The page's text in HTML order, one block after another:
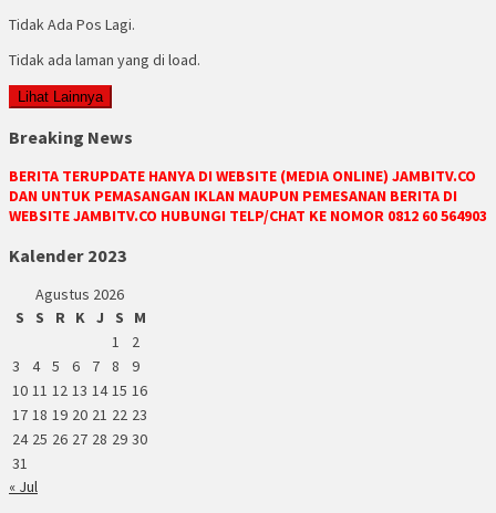
Tidak Ada Pos Lagi.
Tidak ada laman yang di load.
Lihat Lainnya
Breaking News
BERITA TERUPDATE HANYA DI WEBSITE (MEDIA ONLINE) JAMBITV.CO
DAN UNTUK PEMASANGAN IKLAN MAUPUN PEMESANAN BERITA DI
WEBSITE JAMBITV.CO HUBUNGI TELP/CHAT KE NOMOR 0812 60 564903
Kalender 2023
Agustus 2026
S
S R K J S
M
1
2
3
4 5 6 7 8
9
10 11 12 13 14 15 16
17 18 19 20 21 22 23
24 25 26 27 28 29 30
31
« Jul